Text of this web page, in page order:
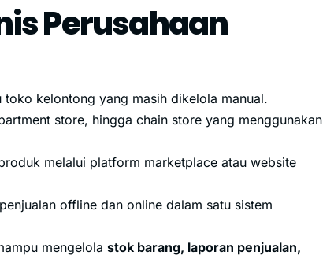
Perusahaan
toko kelontong yang masih dikelola manual.
store, hingga chain store yang menggunakan
melalui platform marketplace atau website
offline dan online dalam satu sistem
mengelolastok barang, laporan penjualan,